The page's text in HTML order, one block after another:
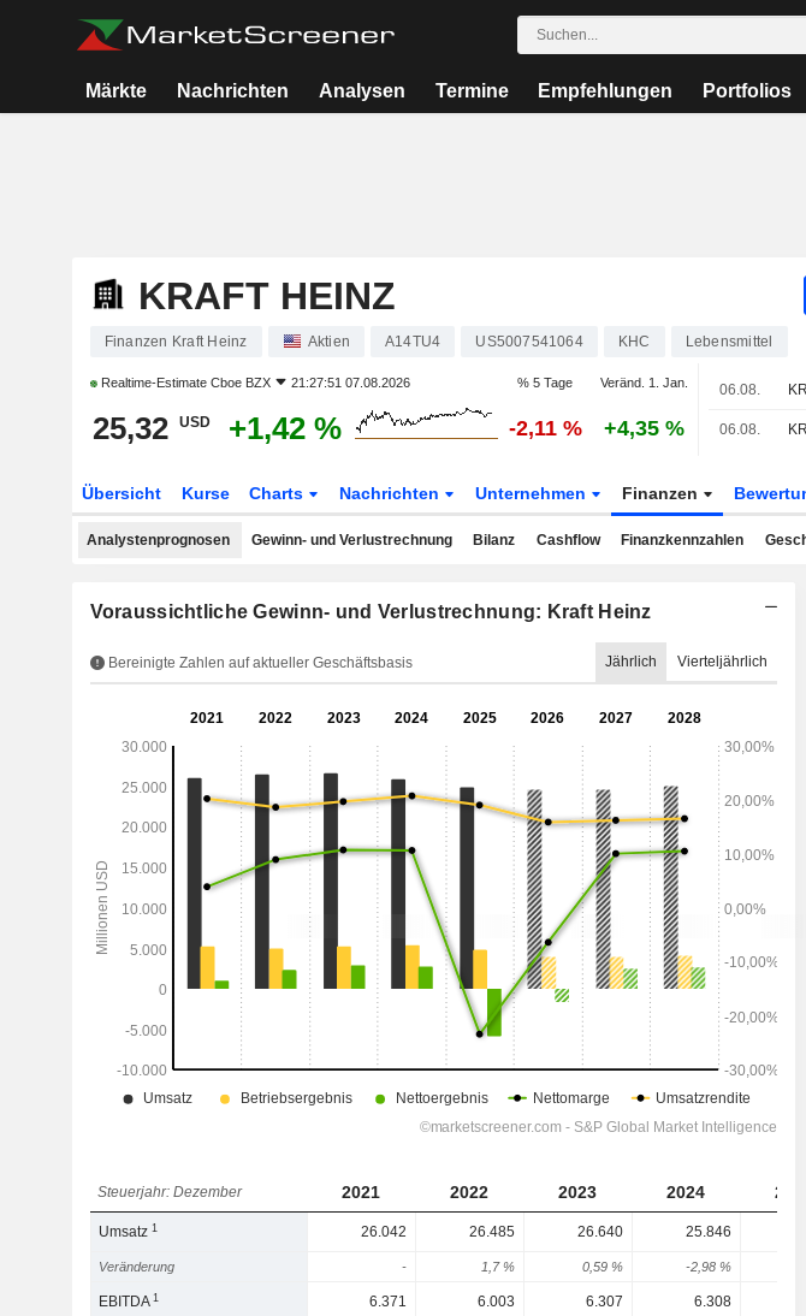
Märkte Nachrichten Analysen Termine Empfehlungen Portfolios
KRAFT HEINZ
Finanzen Kraft Heinz Aktien A14TU4 US5007541064 KHC Lebensmittel
Realtime-Estimate Cboe BZX 21:27:51 07.08.2026 % 5 Tage Veränd. 1. Jan.
25,32 USD +1,42 % -2,11 % +4,35 %
06.08.
06.08.
Übersicht Kurse Charts Nachrichten Unternehmen Finanzen
Analystenprognosen Gewinn- und Verlustrechnung Bilanz Cashflow Finanzkennzahlen
Voraussichtliche Gewinn- und Verlustrechnung: Kraft Heinz
Bereinigte Zahlen auf aktueller Geschäftsbasis Jährlich Vierteljährlich
Steuerjahr: Dezember 2021 2022 2023 2024 2025
Umsatz1 26.042 26.485 26.640 25.846
Veränderung - 1,7 % 0,59 % -2,98 %
EBITDA1 6.371 6.003 6.307 6.308